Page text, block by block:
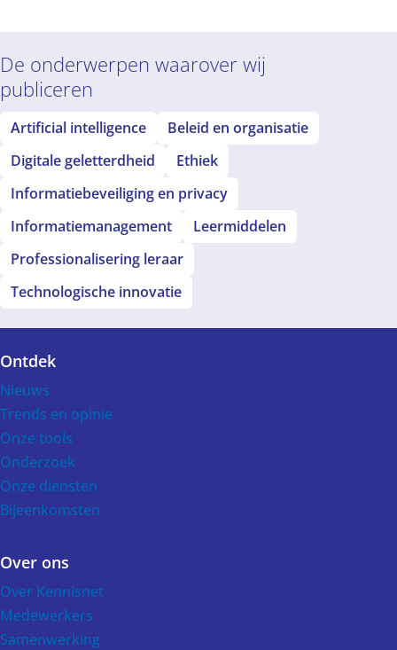
De onderwerpen waarover wij
publiceren
Artificial intelligence
Beleid en organisatie
Digitale geletterdheid
Ethiek
Informatiebeveiliging en privacy
Informatiemanagement
Leermiddelen
Professionalisering leraar
Technologische innovatie
Voet
Ontdek
Nieuws
Trends en opinie
Onze tools
Onderzoek
Onze diensten
Bijeenkomsten
Over ons
Over Kennisnet
Medewerkers
Samenwerking